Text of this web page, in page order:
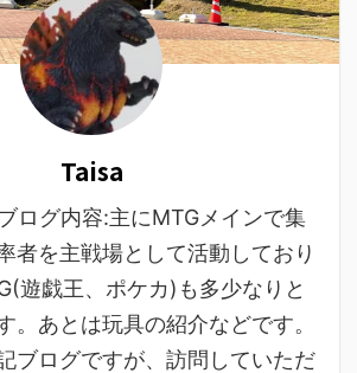
Taisa
ログ内容:主にMTGメインで集
者を主戦場として活動しており
遊戯王、ポケカ)も多少なりと
。あとは玩具の紹介などです。
ブログですが、訪問していただ